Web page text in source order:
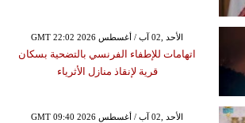
GMT 22:02 2026 الأحد ,02 آب / أغسطس
اتهامات للإطفاء الفرنسي بالتضحية بسكان
قرية لإنقاذ منازل الأثرياء
GMT 09:40 2026 الأحد ,02 آب / أغسطس